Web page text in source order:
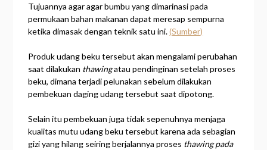
Tujuannya agar agar bumbu yang dimarinasi pada
permukaan bahan makanan dapat meresap sempurna
ketika dimasak dengan teknik satu ini.(Sumber)
Produk udang beku tersebut akan mengalami perubahan
saat dilakukan thawingatau pendinginan setelah proses
beku, dimana terjadi pelunakan sebelum dilakukan
pembekuan daging udang tersebut saat dipotong.
Selain itu pembekuan juga tidak sepenuhnya menjaga
kualitas mutu udang beku tersebut karena ada sebagian
gizi yang hilang seiring berjalannya proses thawing pada